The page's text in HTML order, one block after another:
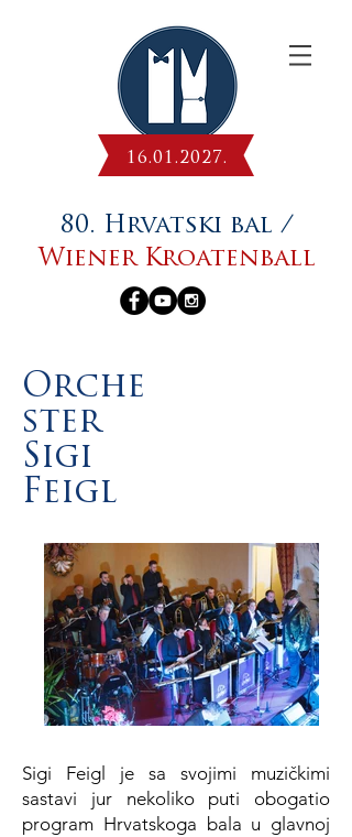
16.01.2027.
80. Hrvatski bal /
Wiener Kroatenball
Orche
ster
Sigi
Feigl
Sigi Feigl je sa svojimi muzičkimi
sastavi jur nekoliko puti obogatio
program Hrvatskoga bala u glavnoj